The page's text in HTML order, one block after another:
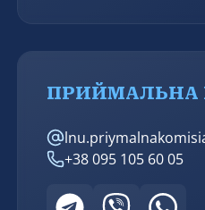
ПРИЙМАЛЬНА
+38 095 105 60 05